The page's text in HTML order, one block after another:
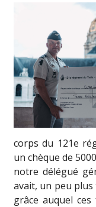
corps du 121e
un chèque de
notre délégué
avait, un peu plus
grâce auquel